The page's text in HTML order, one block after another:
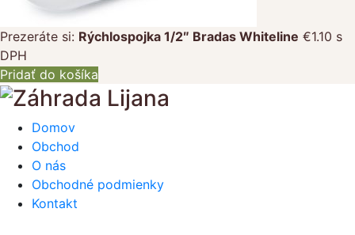
Prezeráte si: Rýchlospojka 1/2″ Bradas Whiteline €1.10 s
DPH
Pridať do košíka
Domov
Obchod
O nás
Obchodné podmienky
Kontakt